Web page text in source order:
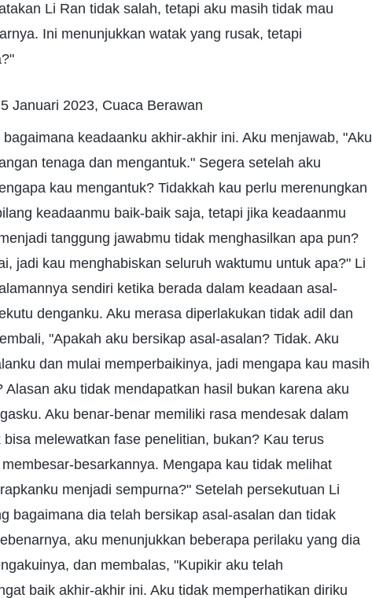
Li Ran tidak salah, tetapi aku masih tidak mau
Ini menunjukkan watak yang rusak, tetapi
Januari 2023, Cuaca Berawan
keadaanku akhir-akhir ini. Aku menjawab, "Aku
tenaga dan mengantuk." Segera setelah aku
kau mengantuk? Tidakkah kau perlu merenungkan
keadaanmu baik-baik saja, tetapi jika keadaanmu
tanggung jawabmu tidak menghasilkan apa pun?
jadi kau menghabiskan seluruh waktumu untuk apa?" Li
sendiri ketika berada dalam keadaan asal-
denganku. Aku merasa diperlakukan tidak adil dan
"Apakah aku bersikap asal-asalan? Tidak. Aku
dan mulai memperbaikinya, jadi mengapa kau masih
aku tidak mendapatkan hasil bukan karena aku
Aku benar-benar memiliki rasa mendesak dalam
melewatkan fase penelitian, bukan? Kau terus
besarkannya. Mengapa kau tidak melihat
menjadi sempurna?" Setelah persekutuan Li
bagaimana dia telah bersikap asal-asalan dan tidak
aku menunjukkan beberapa perilaku yang dia
dan membalas, "Kupikir aku telah
baik akhir-akhir ini. Aku tidak memperhatikan diriku